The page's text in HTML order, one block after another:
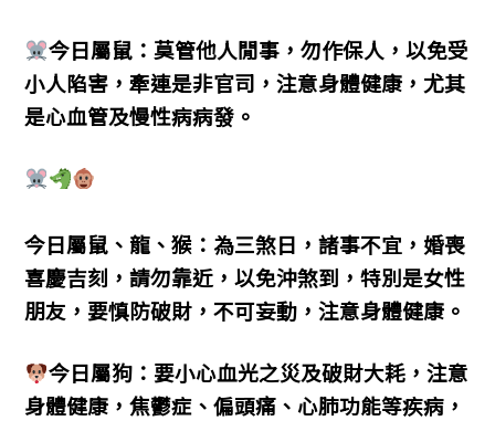
今日屬鼠：莫管他人閒事，勿作保人，以免受
小人陷害，牽連是非官司，注意身體健康，尤其
是心血管及慢性病病發。
今日屬鼠、龍、猴：為三煞日，諸事不宜，婚喪
喜慶吉刻，請勿靠近，以免沖煞到，特別是女性
朋友，要慎防破財，不可妄動，注意身體健康。
今日屬狗：要小心血光之災及破財大耗，注意
身體健康，焦鬱症、偏頭痛、心肺功能等疾病，